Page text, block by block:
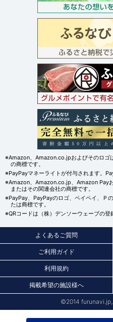
※Amazon、Amazon.co.jpおよびそのロゴ
の商標です。
※PayPayマネーライトが付与されます。
※Amazon、Amazon.co.jp、Amazon Pay
またはその関連会社の商標です。
※PayPay、PayPayのロゴ、ペイペイ、Ｐ
たは商標です。
※QRコードは（株）デンソーウェーブの登
よくあるご質問
ご利用ガイド
利用規約
掲載希望の施設様へ
©2014